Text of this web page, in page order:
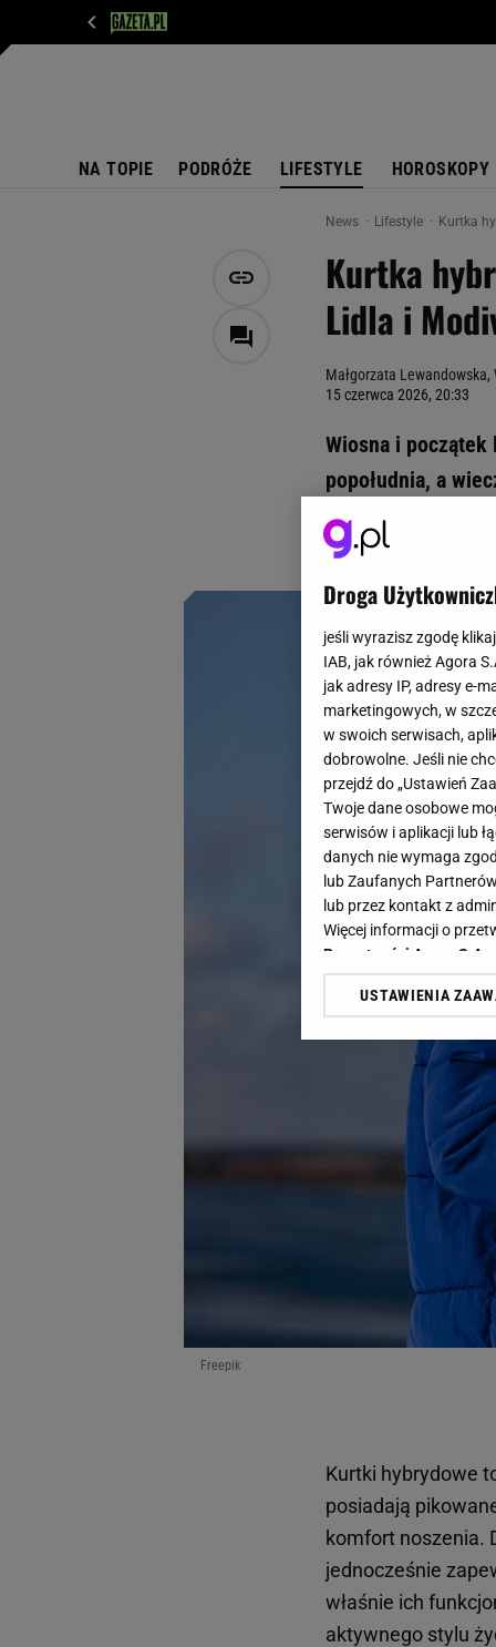
NA TOPIE PODRÓŻE LIFESTYLE HOROSKOPY
News Lifestyle Kurtka
Kurtka
Lidla i
Małgorzata Lewandowska,
15 czerwca 2026, 20:33
Wiosna i początek
popołudnia, a
okrycia
kurtki hybrydowe.
Freepik
Kurtki hybrydowe
posiadają
komfort noszenia.
jednocześnie
właśnie ich
aktywnego stylu
Droga
jeśli wyrazisz zgodę
IAB, jak również Agora
jak adresy IP, adresy e-
marketingowych, w
w swoich serwisach,
dobrowolne. Jeśli nie
przejdź do „Ustawień
Twoje dane osobowe
serwisów i aplikacji lub
danych nie wymaga
lub Zaufanych
lub przez kontakt z
Więcej informacji o
Prywatności Agora S.A.
Klikając „Akceptuję”
dotyczące plików
odnośnik „Ustawienia
plików cookie możliwa
My, nasi Zaufani
Użycie dokładnych
Przechowywanie
badnie odbiorców i
USTAWIENIA